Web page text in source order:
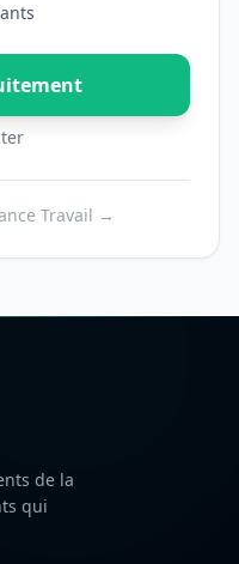
Travail →
de la
qui